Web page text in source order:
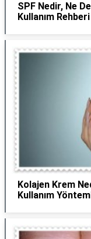
SPF Nedir, Ne
Kullanım Rehberi
Kolajen Krem
Kullanım